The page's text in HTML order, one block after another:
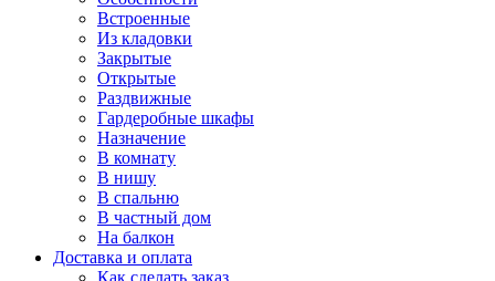
Встроенные
Из кладовки
Закрытые
Открытые
Раздвижные
Гардеробные шкафы
Назначение
В комнату
В нишу
В спальню
В частный дом
На балкон
Доставка и оплата
Как сделать заказ